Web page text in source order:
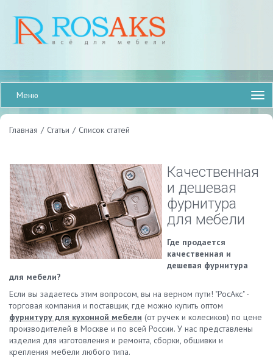
Меню
Главная / Статьи / Список статей
Качественная
и дешевая
фурнитура
для мебели
Где продается
качественная и
дешевая фурнитура
для мебели?
Если вы задаетесь этим вопросом, вы на верном пути! "РосАкс" -
торговая компания и поставщик, где можно купить оптом
фурнитуру для кухонной мебели (от ручек и колесиков) по цене
производителей в Москве и по всей России. У нас представлены
изделия для изготовления и ремонта, сборки, обшивки и
крепления мебели любого типа.